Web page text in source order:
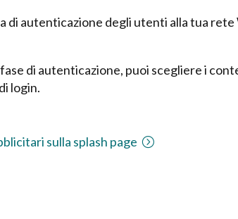
di autenticazione degli utenti alla tua
di autenticazione, puoi scegliere i
login.
sulla splash page